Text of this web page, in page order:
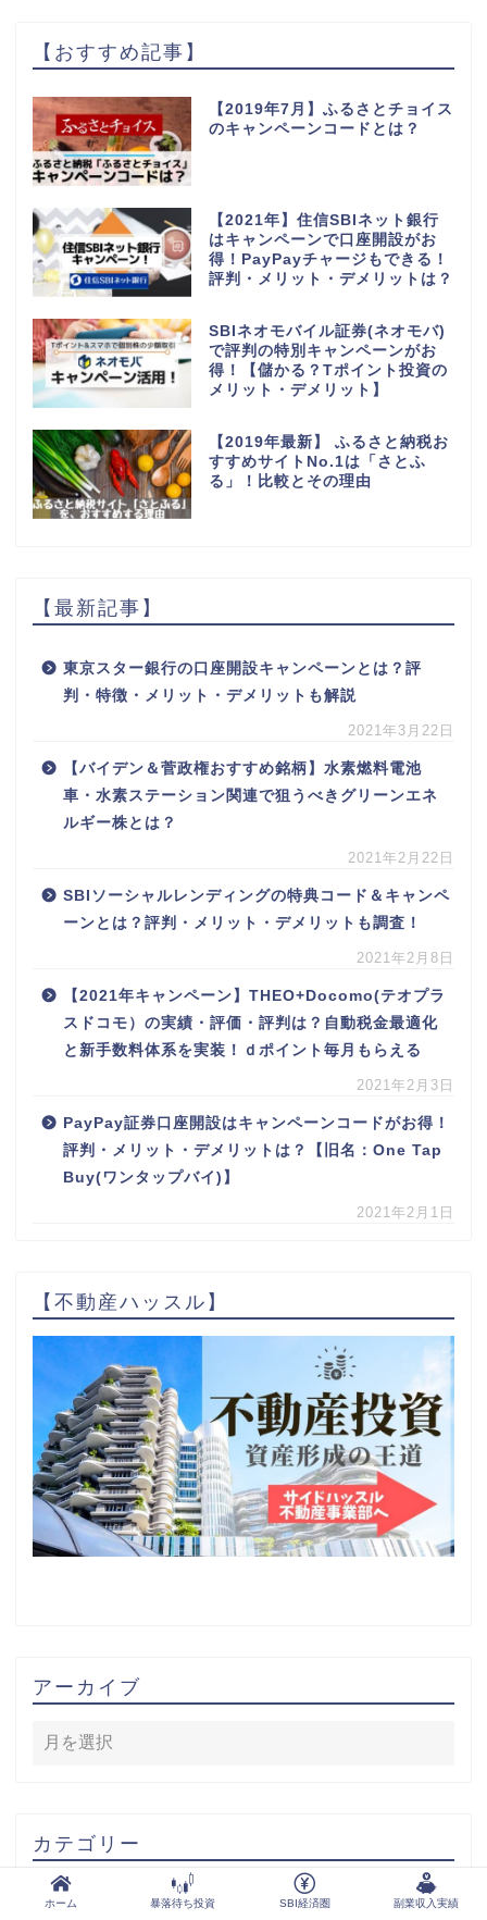
【おすすめ記事】
【2019年7月】ふるさとチョイス
のキャンペーンコードとは？
【2021年】住信SBIネット銀行
はキャンペーンで口座開設がお
得！PayPayチャージもできる！
評判・メリット・デメリットは？
SBIネオモバイル証券(ネオモバ)
で評判の特別キャンペーンがお
得！【儲かる？Tポイント投資の
メリット・デメリット】
【2019年最新】 ふるさと納税お
すすめサイトNo.1は「さとふ
る」！比較とその理由
【最新記事】
東京スター銀行の口座開設キャンペーンとは？評
判・特徴・メリット・デメリットも解説
2021年3月22日
【バイデン＆菅政権おすすめ銘柄】水素燃料電池
車・水素ステーション関連で狙うべきグリーンエネ
ルギー株とは？
2021年2月22日
SBIソーシャルレンディングの特典コード＆キャンペ
ーンとは？評判・メリット・デメリットも調査！
2021年2月8日
【2021年キャンペーン】THEO+Docomo(テオプラ
スドコモ）の実績・評価・評判は？自動税金最適化
と新手数料体系を実装！ｄポイント毎月もらえる
2021年2月3日
PayPay証券口座開設はキャンペーンコードがお得！
評判・メリット・デメリットは？【旧名：One Tap
Buy(ワンタップバイ)】
2021年2月1日
【不動産ハッスル】
アーカイブ
カテゴリー
ホーム 暴落待ち投資 SBI経済圏 副業収入実績